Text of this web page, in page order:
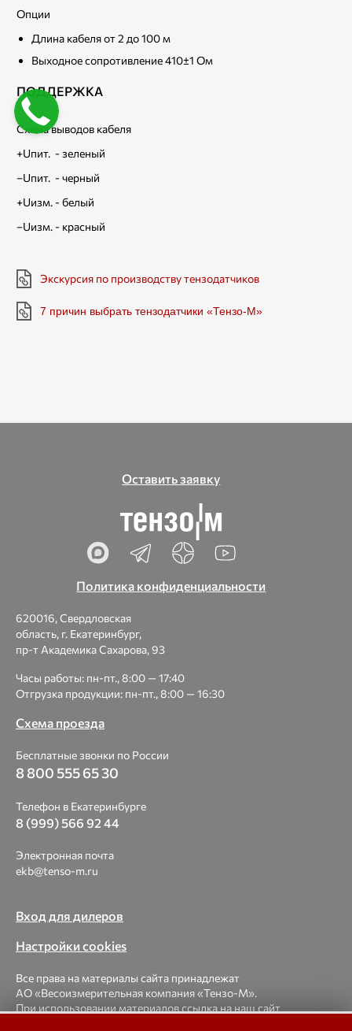
Опции
Длина кабеля от 2 до 100 м
Выходное сопротивление 410±1 Ом
ПОДДЕРЖКА
Схема выводов кабеля
+Uпит. - зеленый
–Uпит. - черный
+Uизм. - белый
–Uизм. - красный
Экскурсия по производству тензодатчиков
7 причин выбрать тензодатчики «Тензо-М»
Оставить заявку
Политика конфиденциальности
620016, Свердловская
область, г. Екатеринбург,
пр-т Академика Сахарова, 93
Часы работы: пн-пт., 8:00 — 17:40
Отгрузка продукции: пн-пт., 8:00 — 16:30
Схема проезда
Бесплатные звонки по России
8 800 555 65 30
Телефон в Екатеринбурге
8 (999) 566 92 44
Электронная почта
ekb@tenso-m.ru
Вход для дилеров
Настройки cookies
Все права на материалы сайта принадлежат
АО «Весоизмерительная компания «Тензо-М».
При использовании материалов ссылка на наш сайт